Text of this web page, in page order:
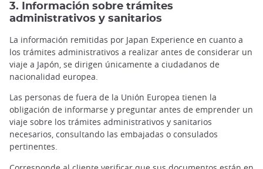
3. Información sobre trámites
administrativos y sanitarios
La información remitidas por Japan Experience en cuanto a
los trámites administrativos a realizar antes de considerar un
viaje a Japón, se dirigen únicamente a ciudadanos de
nacionalidad europea.
Las personas de fuera de la Unión Europea tienen la
obligación de informarse y preguntar antes de emprender un
viaje sobre los trámites administrativos y sanitarios
necesarios, consultando las embajadas o consulados
pertinentes.